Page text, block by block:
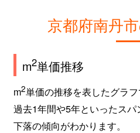
京都府南丹
m2単価推移
m2単価の推移を表したグラフ
過去1年間や5年といったスパ
下落の傾向がわかります。